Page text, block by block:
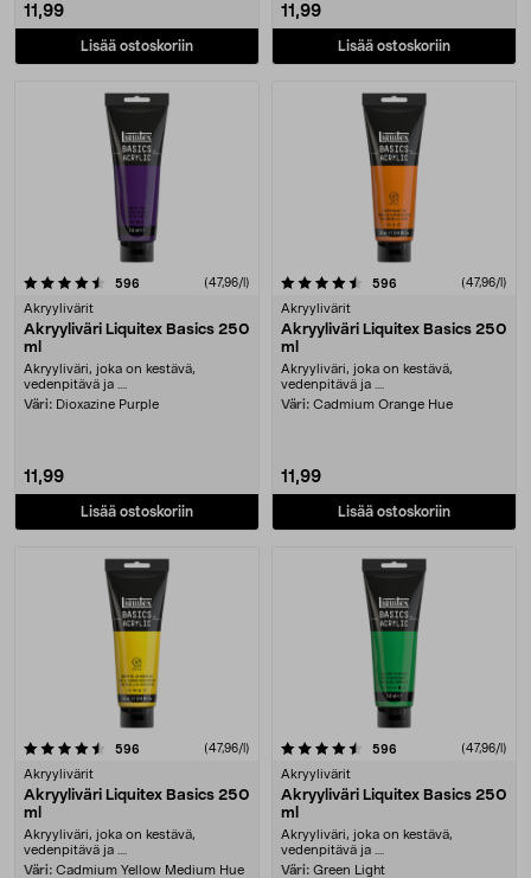
11,99
Lisää ostoskoriin
11,99
Lisää ostoskoriin
596 (47,96/l)
Akryylivärit
Akryyliväri Liquitex Basics 250
ml
Akryyliväri, joka on kestävä,
vedenpitävä ja ....
Väri: Dioxazine Purple
11,99
Lisää ostoskoriin
4.5 viidestä tähdestä 596 (47,96/l)
Akryylivärit
Akryyliväri Liquitex Basics 250
ml
Akryyliväri, joka on kestävä,
vedenpitävä ja ....
Väri: Cadmium Orange Hue
11,99
Lisää ostoskoriin
596 (47,96/l)
Akryylivärit
Akryyliväri Liquitex Basics 250
ml
Akryyliväri, joka on kestävä,
vedenpitävä ja ....
Väri: Cadmium Yellow Medium Hue
4.5 viidestä tähdestä 596 (47,96/l)
Akryylivärit
Akryyliväri Liquitex Basics 250
ml
Akryyliväri, joka on kestävä,
vedenpitävä ja ....
Väri: Green Light